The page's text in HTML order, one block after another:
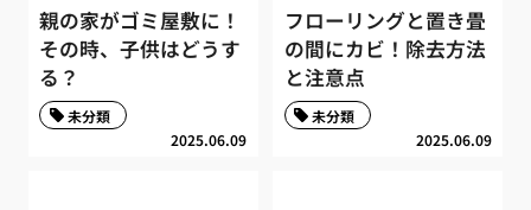
親の家がゴミ屋敷に！
その時、子供はどうす
る？
2025.06.09
未分類
フローリングと置き畳
の間にカビ！除去方法
と注意点
2025.06.09
未分類